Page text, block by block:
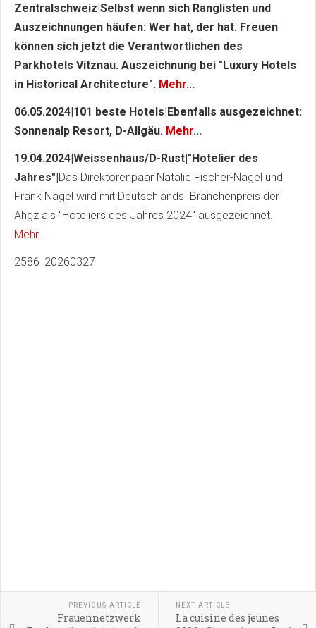
Zentralschweiz|Selbst wenn sich Ranglisten und
Auszeichnungen häufen: Wer hat, der hat. Freuen
können sich jetzt die Verantwortlichen des
Parkhotels Vitznau. Auszeichnung bei "Luxury Hotels
in Historical Architecture". Mehr...
06.05.2024|101 beste Hotels|Ebenfalls ausgezeichnet:
Sonnenalp Resort, D-Allgäu. Mehr...
19.04.2024|Weissenhaus/D-Rust|"Hotelier des
Jahres"|Das Direktorenpaar Natalie Fischer-Nagel und
Frank Nagel wird mit Deutschlands Branchenpreis der
Ahgz als "Hoteliers des Jahres 2024" ausgezeichnet.
Mehr...
2586_20260327
PREVIOUS ARTICLE
Frauennetzwerk
NEXT ARTICLE
La cuisine des jeunes